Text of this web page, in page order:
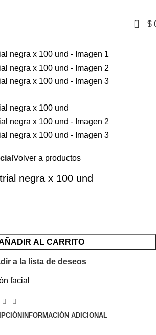
0 $
Volver a productos
negra x 100 und
AL CARRITO
a la lista de deseos
facial
INFORMACIÓN ADICIONAL